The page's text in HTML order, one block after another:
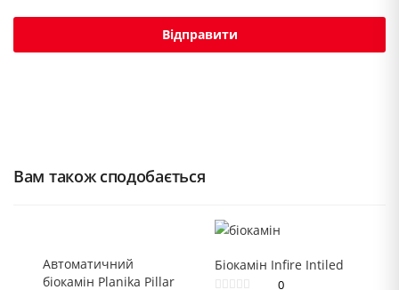
Вам також сподобається
Автоматичний
біокамін Planika Pillar
Біокамін Infire Intiled
0